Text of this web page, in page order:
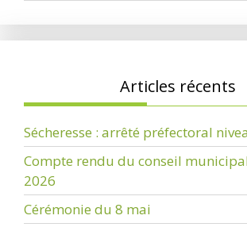
Articles récents
Sécheresse : arrêté préfectoral
Compte rendu du conseil
2026
Cérémonie du 8 mai